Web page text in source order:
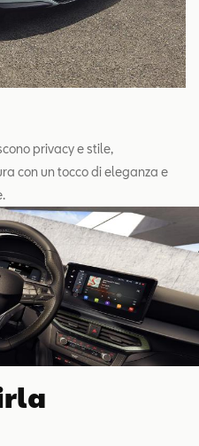
privacy e stile,
con un tocco di eleganza e